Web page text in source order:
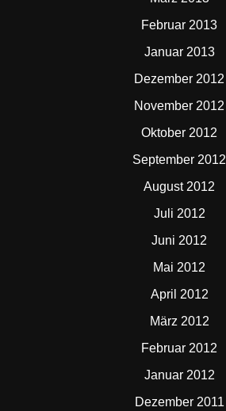
Februar 2013
Januar 2013
Dezember 2012
November 2012
Oktober 2012
September 2012
August 2012
Juli 2012
Juni 2012
Mai 2012
April 2012
März 2012
Februar 2012
Januar 2012
Dezember 2011